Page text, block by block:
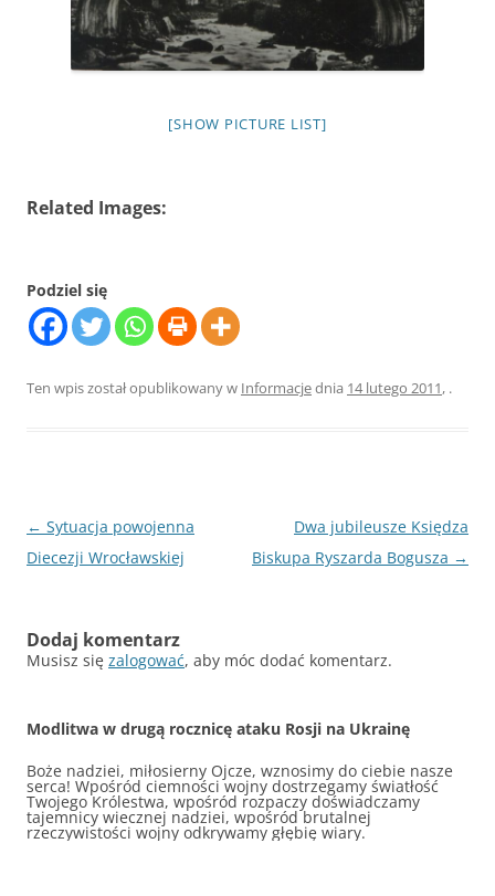
[SHOW PICTURE LIST]
Related Images:
Podziel się
Ten wpis został opublikowany w Informacjednia 14 lutego 2011, .
Nawigacja
wpisu
← Sytuacja powojenna
Diecezji Wrocławskiej
Dwa jubileusze Księdza
Biskupa Ryszarda Bogusza →
Dodaj komentarz
Musisz się zalogować, aby móc dodać komentarz.
Modlitwa w drugą rocznicę ataku Rosji na Ukrainę
Boże nadziei, miłosierny Ojcze, wznosimy do ciebie nasze
serca! Wpośród ciemności wojny dostrzegamy światłość
Twojego Królestwa, wpośród rozpaczy doświadczamy
tajemnicy wiecznej nadziei, wpośród brutalnej
rzeczywistości wojny odkrywamy głębię wiary.